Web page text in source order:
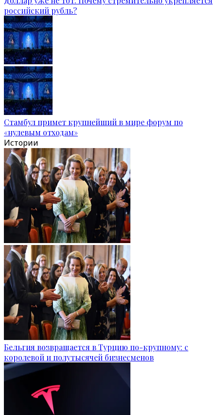
российский рубль?
Стамбул примет крупнейший в мире форум по
«нулевым отходам»
Истории
Бельгия возвращается в Турцию по-крупному: с
королевой и полутысячей бизнесменов